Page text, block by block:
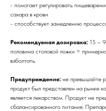
- помогает регулировать
сахара в крови
- способствует замедлению
Рекомендуемая дозировка: 15 –
половина столовой ложки =
взболтать.
Предупреждение: не превышайте
продукт был представлен на рынке
является лекарством. Продукт не
сбалансированного питания.